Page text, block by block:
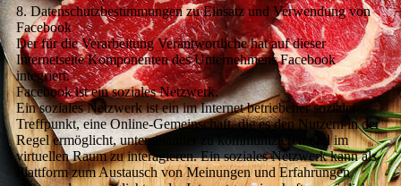
8. Datenschutzbestimmungen zu Einsatz und Verwendung von
Facebook
Der für die Verarbeitung Verantwortliche hat auf dieser
Internetseite Komponenten des Unternehmens Facebook
integriert.
Facebook ist ein soziales Netzwerk.
Ein soziales Netzwerk ist ein im Internet betriebener sozialer
Treffpunkt, eine Online-Gemeinschaft, die es den Nutzern in der
Regel ermöglicht, untereinander zu kommunizieren und im
virtuellen Raum zu interagieren. Ein soziales Netzwerk kann als
Plattform zum Austausch von Meinungen und Erfahrungen